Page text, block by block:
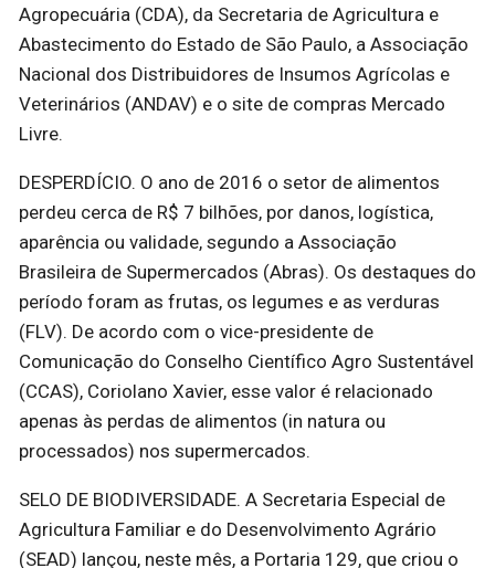
Agropecuária (CDA), da Secretaria de Agricultura e
Abastecimento do Estado de São Paulo, a Associação
Nacional dos Distribuidores de Insumos Agrícolas e
Veterinários (ANDAV) e o site de compras Mercado
Livre.
DESPERDÍCIO. O ano de 2016 o setor de alimentos
perdeu cerca de R$ 7 bilhões, por danos, logística,
aparência ou validade, segundo a Associação
Brasileira de Supermercados (Abras). Os destaques do
período foram as frutas, os legumes e as verduras
(FLV). De acordo com o vice-presidente de
Comunicação do Conselho Científico Agro Sustentável
(CCAS), Coriolano Xavier, esse valor é relacionado
apenas às perdas de alimentos (in natura ou
processados) nos supermercados.
SELO DE BIODIVERSIDADE. A Secretaria Especial de
Agricultura Familiar e do Desenvolvimento Agrário
(SEAD) lançou, neste mês, a Portaria 129, que criou o